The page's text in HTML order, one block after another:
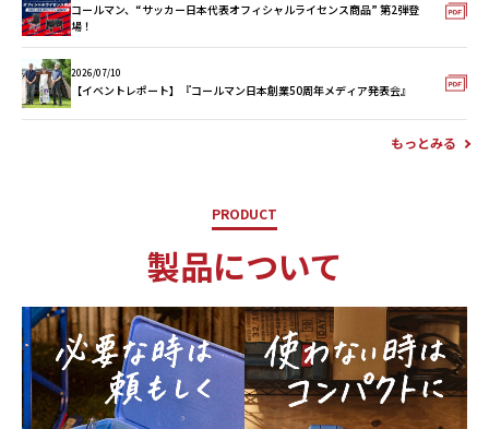
コールマン、“サッカー日本代表オフィシャルライセンス商品” 第2弾登
場！
2026/07/10
【イベントレポート】『コールマン日本創業50周年メディア発表会』
もっとみる
PRODUCT
製品について